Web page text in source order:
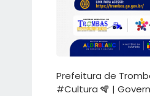
Prefeitura de
#Cultura 🪇 |